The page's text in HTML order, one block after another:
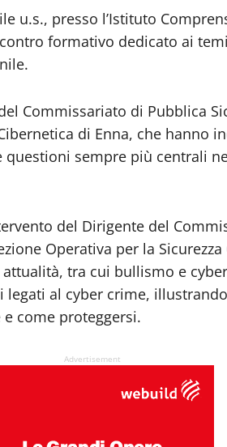
u.s., presso l’Istituto
formativo dedicato ai
Commissariato di Pubblica
di Enna, che hanno
sempre più centrali
del Dirigente del
Operativa per la
tra cui bullismo e
al cyber crime,
come proteggersi.
Advertisement